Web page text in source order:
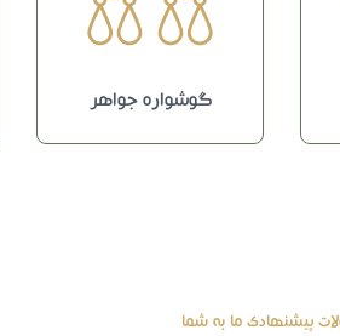
گوشواره جواهر
پیشنهادی ما به شما